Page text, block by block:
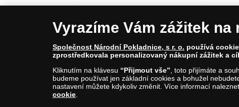
© Copyright 2026 - Národní Pokladnice, s. r. o.; Karolinská 661/4, 186 00
E-mail: info@narodnipokladnice.cz, www.narodnipokladnice.cz; IČ:
Společnost zapsána v OR vedeném Městským soudem v Praze, oddíl
Upravit nastavení souborů cookie můžete
Vyrazíme Vám zážitek na
Společnost Národní Pokladnice, s r. o. používá
zprostředkovala personalizovaný nákupní zážitek a
Kliknutím na klávesu “Přijmout vše” , toto přijímáte a
budeme používat jen základní cookies a bohužel
nastavení můžete kdykoliv změnit. Více informací
cookie